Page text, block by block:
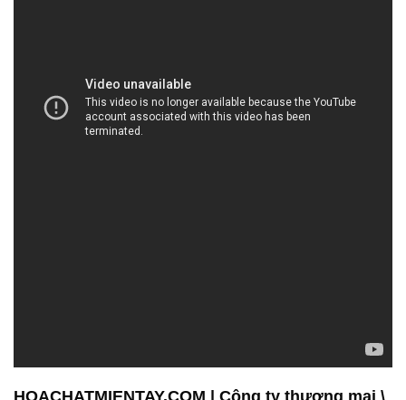
đóng góp tích cực vào phát triển cơ sở hạ tầng